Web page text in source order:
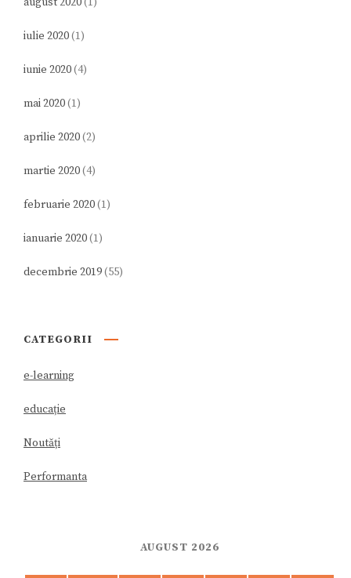
iulie 2020(1)
iunie 2020(4)
mai 2020(1)
aprilie 2020(2)
martie 2020(4)
februarie 2020(1)
ianuarie 2020(1)
decembrie 2019(55)
CATEGORII
e-learning
educație
Noutăți
Performanta
AUGUST 2026